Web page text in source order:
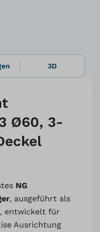
3D
Ø60, 3-
NG
, ausgeführt als
, entwickelt für
Ausrichtung